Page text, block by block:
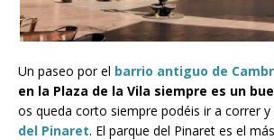
Un paseo por el barrio antiguo de
en la Plaza de la Vila siempre es un
os queda corto siempre podéis ir a correr y
del Pinaret. El parque del Pinaret es el